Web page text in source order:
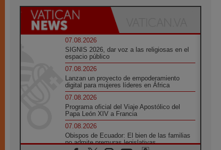
07.08.2026
SIGNIS 2026, dar voz a las religiosas en el
espacio público
07.08.2026
Lanzan un proyecto de empoderamiento
digital para mujeres líderes en África
07.08.2026
Programa oficial del Viaje Apostólico del
Papa León XIV a Francia
07.08.2026
Obispos de Ecuador: El bien de las familias
no admite premuras legislativas